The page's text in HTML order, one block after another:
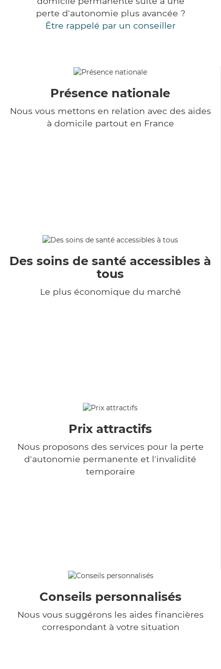
perte d'autonomie plus avancée ?
Être rappelé par un conseiller
Présence nationale
Nous vous mettons en relation avec des aides
à domicile partout en France
Des soins de santé accessibles à
tous
Le plus économique du marché
Prix attractifs
Nous proposons des services pour la perte
d'autonomie permanente et l'invalidité
temporaire
Conseils personnalisés
Nous vous suggérons les aides financières
correspondant à votre situation